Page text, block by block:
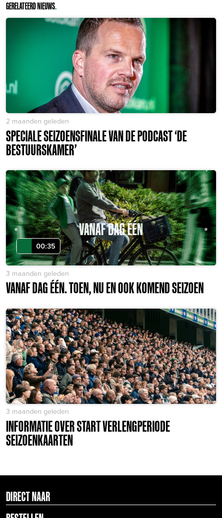
GERELATEERD NIEUWS.
2 maanden geleden
SPECIALE SEIZOENSFINALE VAN DE PODCAST ‘DE
BESTUURSKAMER’
00:35
3 maanden geleden
VANAF DAG ÉÉN. TOEN, NU EN OOK KOMEND SEIZOEN
3 maanden geleden
INFORMATIE OVER START VERLENGPERIODE
SEIZOENKAARTEN
DIRECT NAAR